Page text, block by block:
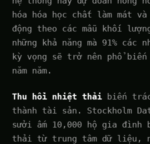
hóa hóa học chất làm mát
động theo các mẫu khối
những khả năng mà 91% các
kỳ vọng sẽ trở nên phổ biến
năm năm.
Thu hồi nhiệt thải biến
thành tài sản. Stockholm
sưởi ấm 10,000 hộ gia đình
thải từ trung tâm dữ liệu,